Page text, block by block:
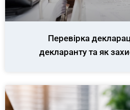
Перевірка
декларанту та як